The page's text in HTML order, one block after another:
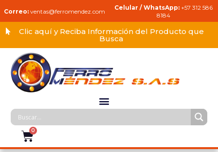
Correo: ventas@ferromendez.com
Celular / WhatsApp: +57 312 586
8184
Clic aquí y Reciba Información del Producto que
Busca